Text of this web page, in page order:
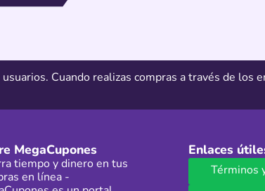
Cuando realizas compras a través de
MegaCupones
tiempo y dinero en tus
en línea -
Enlaces
Términos